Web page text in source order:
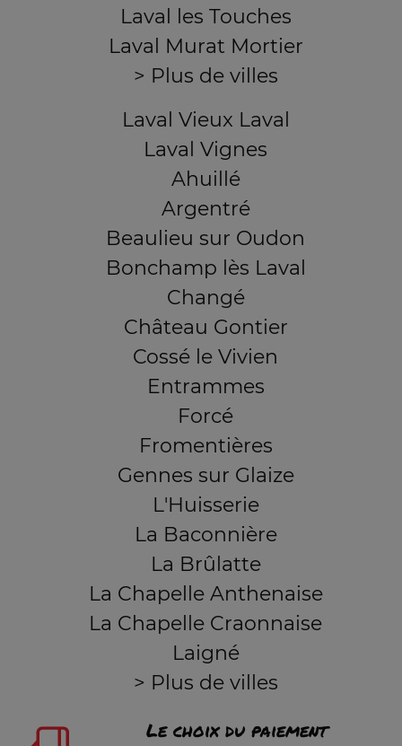
Laval les Touches
Laval Murat Mortier
> Plus de villes
Laval Vieux Laval
Laval Vignes
Ahuillé
Argentré
Beaulieu sur Oudon
Bonchamp lès Laval
Changé
Château Gontier
Cossé le Vivien
Entrammes
Forcé
Fromentières
Gennes sur Glaize
L'Huisserie
La Baconnière
La Brûlatte
La Chapelle Anthenaise
La Chapelle Craonnaise
Laigné
> Plus de villes
Le choix du paiement